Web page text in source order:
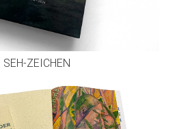
SEH-ZEICHEN